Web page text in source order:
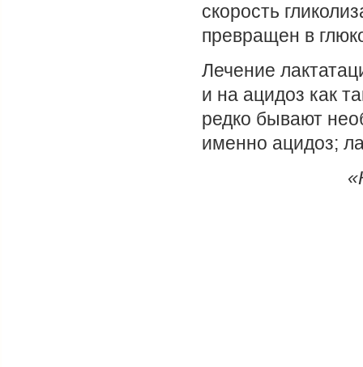
скорость
превращен в
Лечение
и на ацидоз как
редко бывают
именно ацидоз;